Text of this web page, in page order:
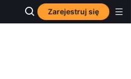
Zarejestruj się